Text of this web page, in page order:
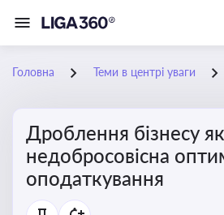
Головна Теми в центрі уваги
Дроблення бізнесу як
недобросовісна
оподаткування